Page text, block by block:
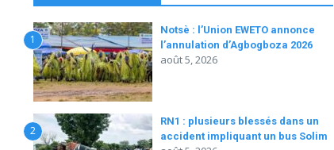
1
Notsè : l’Union EWETO annonce
l’annulation d’Agbogboza 2026
août 5, 2026
2
RN1 : plusieurs blessés dans un
accident impliquant un bus Solim